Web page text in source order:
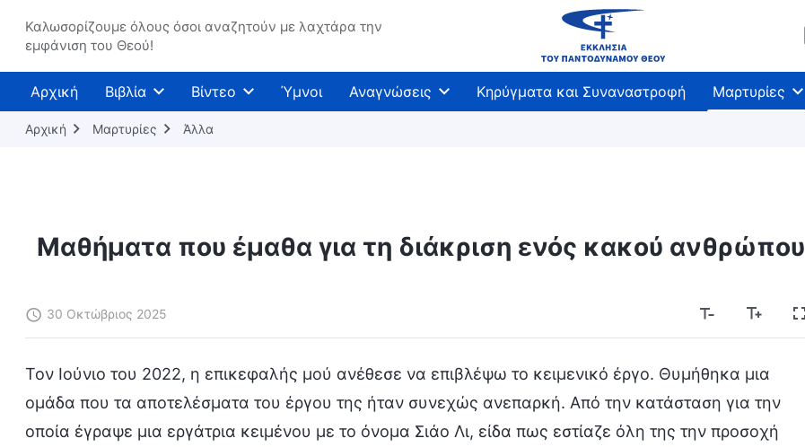
Καλωσορίζουμε όλους όσοι αναζητούν με λαχτάρα την
εμφάνιση του Θεού!
Αρχική Βιβλία Βίντεο Ύμνοι Αναγνώσεις Κηρύγματα και Συναναστροφή Μαρτυρίες
Αρχική Μαρτυρίες Άλλα
Μαθήματα που έμαθα για τη διάκριση ενός κακού ανθρώπου
30 Οκτώβριος 2025
Τον Ιούνιο του 2022, η επικεφαλής μού ανέθεσε να επιβλέψω το κειμενικό έργο. Θυμήθηκα μια
ομάδα που τα αποτελέσματα του έργου της ήταν συνεχώς ανεπαρκή. Από την κατάσταση για την
οποία έγραψε μια εργάτρια κειμένου με το όνομα Σιάο Λι, είδα πως εστίαζε όλη της την προσοχή